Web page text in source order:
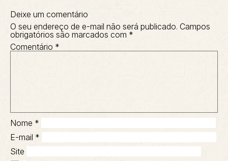
Deixe um comentário
O seu endereço de e-mail não será publicado. Campos
obrigatórios são marcados com *
Comentário *
Nome *
E-mail *
Site